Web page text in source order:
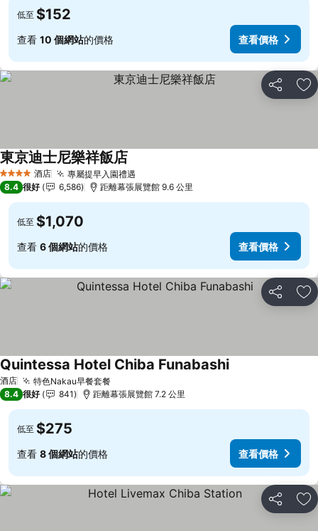
低至 $152
查看 10 個網站的價格 查看價格
分享 放
4 星級 酒店 專屬提早入園禮遇
東京迪士尼樂祥飯店
8.4 很好 6,586 距離幕張展覽館 9.6 公里
低至 $1,070
查看 6 個網站的價格 查看價格
分享 放
酒店 特色Nakau早餐套餐
Quintessa Hotel Chiba Funabashi
8.4 很好 841 距離幕張展覽館 7.2 公里
低至 $275
查看 8 個網站的價格 查看價格
分享 放